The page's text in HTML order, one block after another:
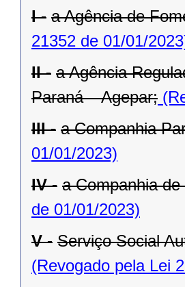
I - a Agência de
21352 de 01/01/
II - a Agência
Paraná – Agepar;
III - a Companhia
01/01/2023)
IV - a Companhia
de 01/01/2023)
V - Serviço Social
(Revogado pela Lei